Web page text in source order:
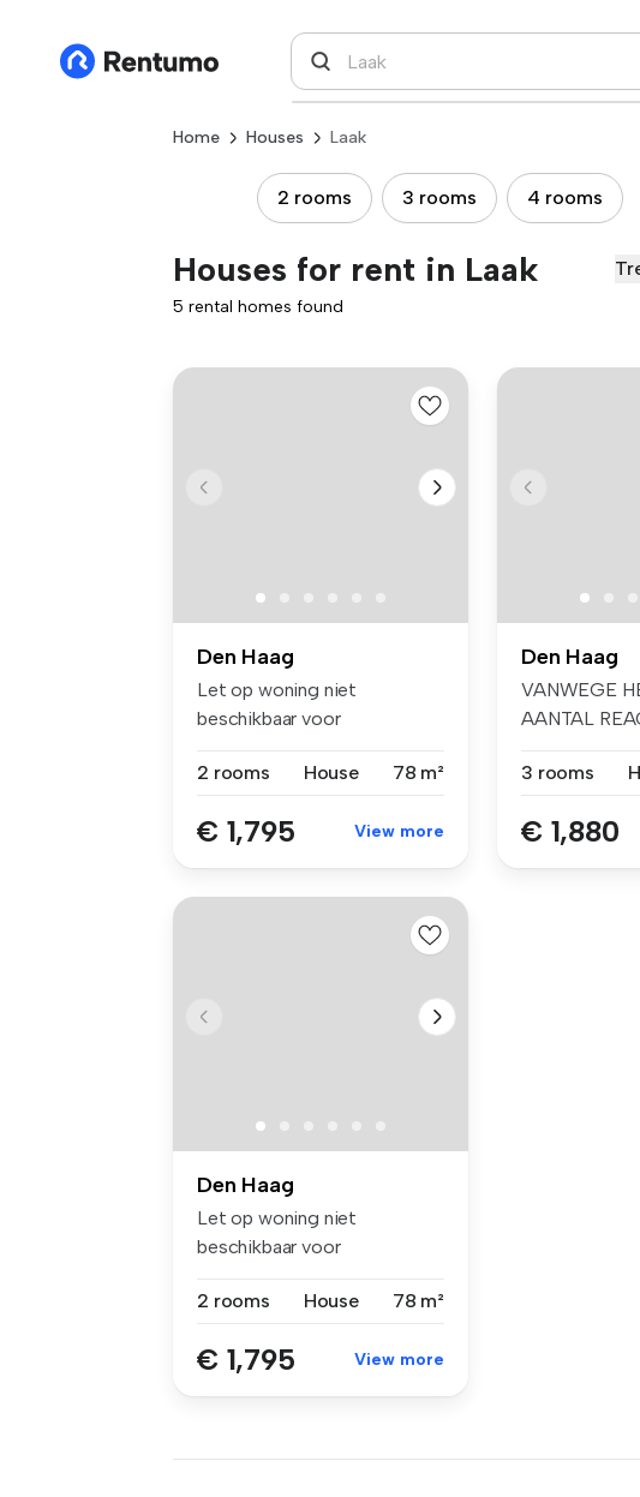
Home Houses Laak
2 rooms 3 rooms 4 rooms
Houses for rent in Laak
5 rental homes found
Den Haag
Let op woning niet
beschikbaar voor
2 rooms
House 78 m²
€ 1,795 View more
Den Haag
VANWEGE
AANTAL
3 rooms
€ 1,880
Den Haag
Let op woning niet
beschikbaar voor
2 rooms
House 78 m²
€ 1,795 View more